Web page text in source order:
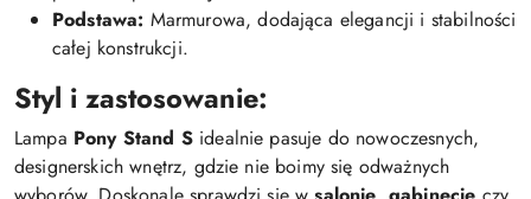
Podstawa: Marmurowa, dodająca elegancji i stabilności
całej konstrukcji.
Styl i zastosowanie:
Lampa Pony Stand Sidealnie pasuje do nowoczesnych,
designerskich wnętrz, gdzie nie boimy się odważnych